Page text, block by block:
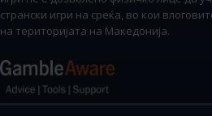
странски игри на среќа, во кои
на територијата на Македонија.